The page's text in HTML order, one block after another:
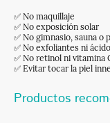
✅ No maquillaje
✅ No exposición solar
✅ No gimnasio, sauna o
✅ No exfoliantes ni
✅ No retinol ni vitamina
✅ Evitar tocar la piel
Productos